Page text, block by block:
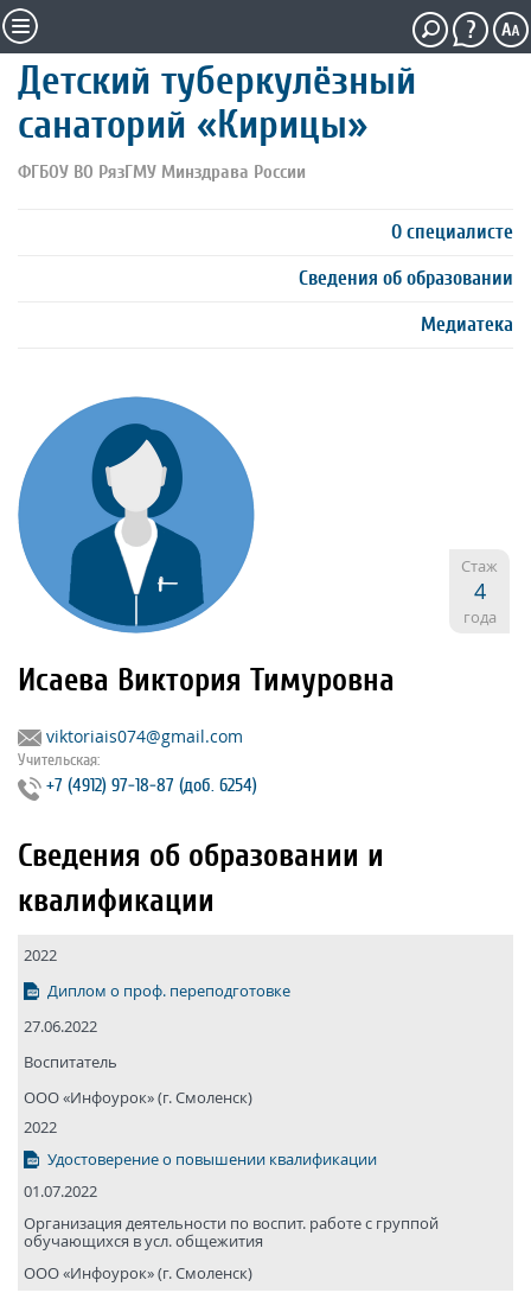
Детский туберкулёзный
санаторий «Кирицы»
ФГБОУ ВО РязГМУ Минздрава России
О специалисте
Сведения об образовании
Медиатека
Стаж
4
года
Исаева Виктория Тимуровна
viktoriais074@gmail.com
Учительская:
+7 (4912) 97‐18‐87 (доб. 6254)
Сведения об образовании и
квалификации
2022
Диплом о проф. переподготовке
27.06.2022
Воспитатель
ООО «Инфоурок» (г. Смоленск)
2022
Удостоверение о повышении квалификации
01.07.2022
Организация деятельности по воспит. работе с группой
обучающихся в усл. общежития
ООО «Инфоурок» (г. Смоленск)